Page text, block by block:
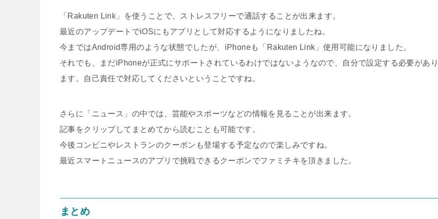
「Rakuten Link」を使うことで、ストレスフリーで通話することが出来ます。
最近のアップデートでiOSにもアプリとして対応するようになりましたね。
今まではAndroid専用のような状態でしたが、iPhoneも「Rakuten Link」使用可能になりました。
それでも、まだiPhoneが正式にサポートされているわけではないようなので、自分で設定する必要があり
ます。自己責任で対応してくださいということですね。
さらに「ニュース」の中では、芸能やスポーツなどの情報を見ることが出来ます。
記事をクリップしてまとめてから読むことも可能です。
今後コンビニやレストランのクーポンも登場する予定なので楽しみですね。
最近スマートニュースのアプリで挑戦できるクーポンでファミチキを頂きました。
まとめ